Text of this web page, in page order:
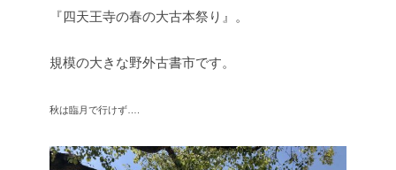
『四天王寺の春の大古本祭り』。
規模の大きな野外古書市です。
秋は臨月で行けず….